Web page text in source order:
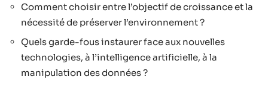
Comment choisir entre l’objectif de croissance et la
nécessité de préserver l’environnement ?
Quels garde-fous instaurer face aux nouvelles
technologies, à l’intelligence artificielle, à la
manipulation des données ?